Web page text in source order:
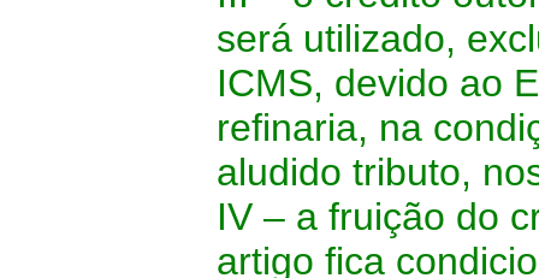
será utilizado,
ICMS, devido ao
refinaria, na
aludido tributo,
IV – a fruição do
artigo fica